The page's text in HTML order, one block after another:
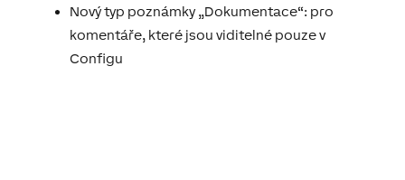
Nový typ poznámky „Dokumentace“: pro
komentáře, které jsou viditelné pouze v
Configu